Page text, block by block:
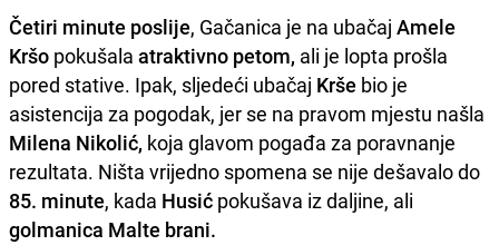
Četiri minute poslije, Gačanica je na ubačaj Amele
Kršo pokušala atraktivno petom, ali je lopta prošla
pored stative. Ipak, sljedeći ubačaj Krše bio je
asistencija za pogodak, jer se na pravom mjestu našla
Milena Nikolić, koja glavom pogađa za poravnanje
rezultata. Ništa vrijedno spomena se nije dešavalo do
85. minute, kada Husić pokušava iz daljine, ali
golmanica Malte brani.